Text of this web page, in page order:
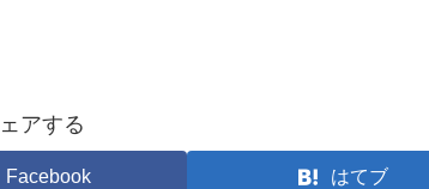
アする
Facebook はてブ